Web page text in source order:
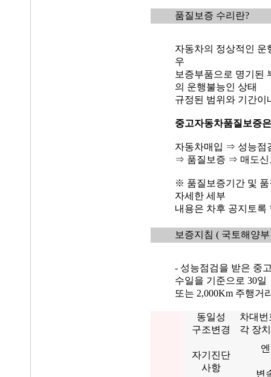
품질보증 수리란?
자동차의 정상적인 운
우
보증부품으로 명기된
의 운행불능인 상태
규정된 범위와 기간이
중고자동차품질보증은
자동차매입 ⇒ 성능점
⇒ 품질보증 ⇒ 매도신
※ 품질보증기간 및 품
자세한 세부
내용은 차후 공지토록
보증지침 ( 국토해양
- 성능점검을 받은 중
수일을 기준으로 30일
또는 2,000Km 주행거
동일성
차대
구조변경
각 장
자기진단
사항
변